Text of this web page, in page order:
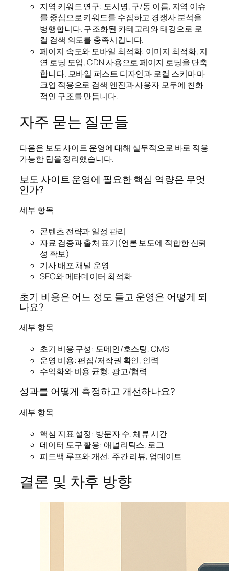
지역 키워드 연구: 도시명, 구/동 이름, 지역 이슈
를 중심으로 키워드를 수집하고 경쟁사 분석을
병행합니다. 구조화된 카테고리와 태깅으로 로
컬 검색 의도를 충족시킵니다.
페이지 속도와 모바일 최적화: 이미지 최적화, 지
연 로딩 도입, CDN 사용으로 페이지 로딩을 단축
합니다. 모바일 퍼스트 디자인과 로컬 스키마 마
크업 적용으로 검색 엔진과 사용자 모두에 친화
적인 구조를 만듭니다.
자주 묻는 질문들
다음은 보도 사이트 운영에 대해 실무적으로 바로 적용
가능한 팁을 정리했습니다.
보도 사이트 운영에 필요한 핵심 역량은 무엇
인가?
세부 항목
콘텐츠 전략과 일정 관리
자료 검증과 출처 표기(언론 보도에 적합한 신뢰
성 확보)
기사 배포 채널 운영
SEO와 메타데이터 최적화
초기 비용은 어느 정도 들고 운영은 어떻게 되
나요?
세부 항목
초기 비용 구성: 도메인/호스팅, CMS
운영 비용: 편집/저작권 확인, 인력
수익화와 비용 균형: 광고/협력
성과를 어떻게 측정하고 개선하나요?
세부 항목
핵심 지표 설정: 방문자 수, 체류 시간
데이터 도구 활용: 애널리틱스, 로그
피드백 루프와 개선: 주간 리뷰, 업데이트
결론 및 차후 방향